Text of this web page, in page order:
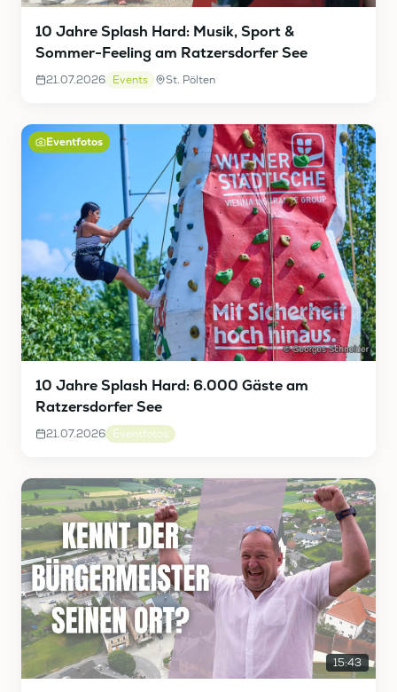
10 Jahre Splash Hard: Musik, Sport &
Sommer-Feeling am Ratzersdorfer See
21.07.2026 Events St. Pölten
Eventfotos
10 Jahre Splash Hard: 6.000 Gäste am
Ratzersdorfer See
21.07.2026 Eventfotos
15:43